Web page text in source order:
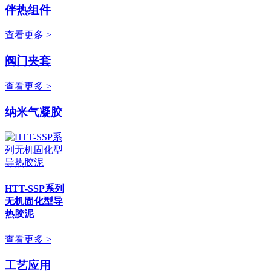
伴热组件
查看更多 >
阀门夹套
查看更多 >
纳米气凝胶
HTT-SSP系列
无机固化型导
热胶泥
查看更多 >
工艺应用